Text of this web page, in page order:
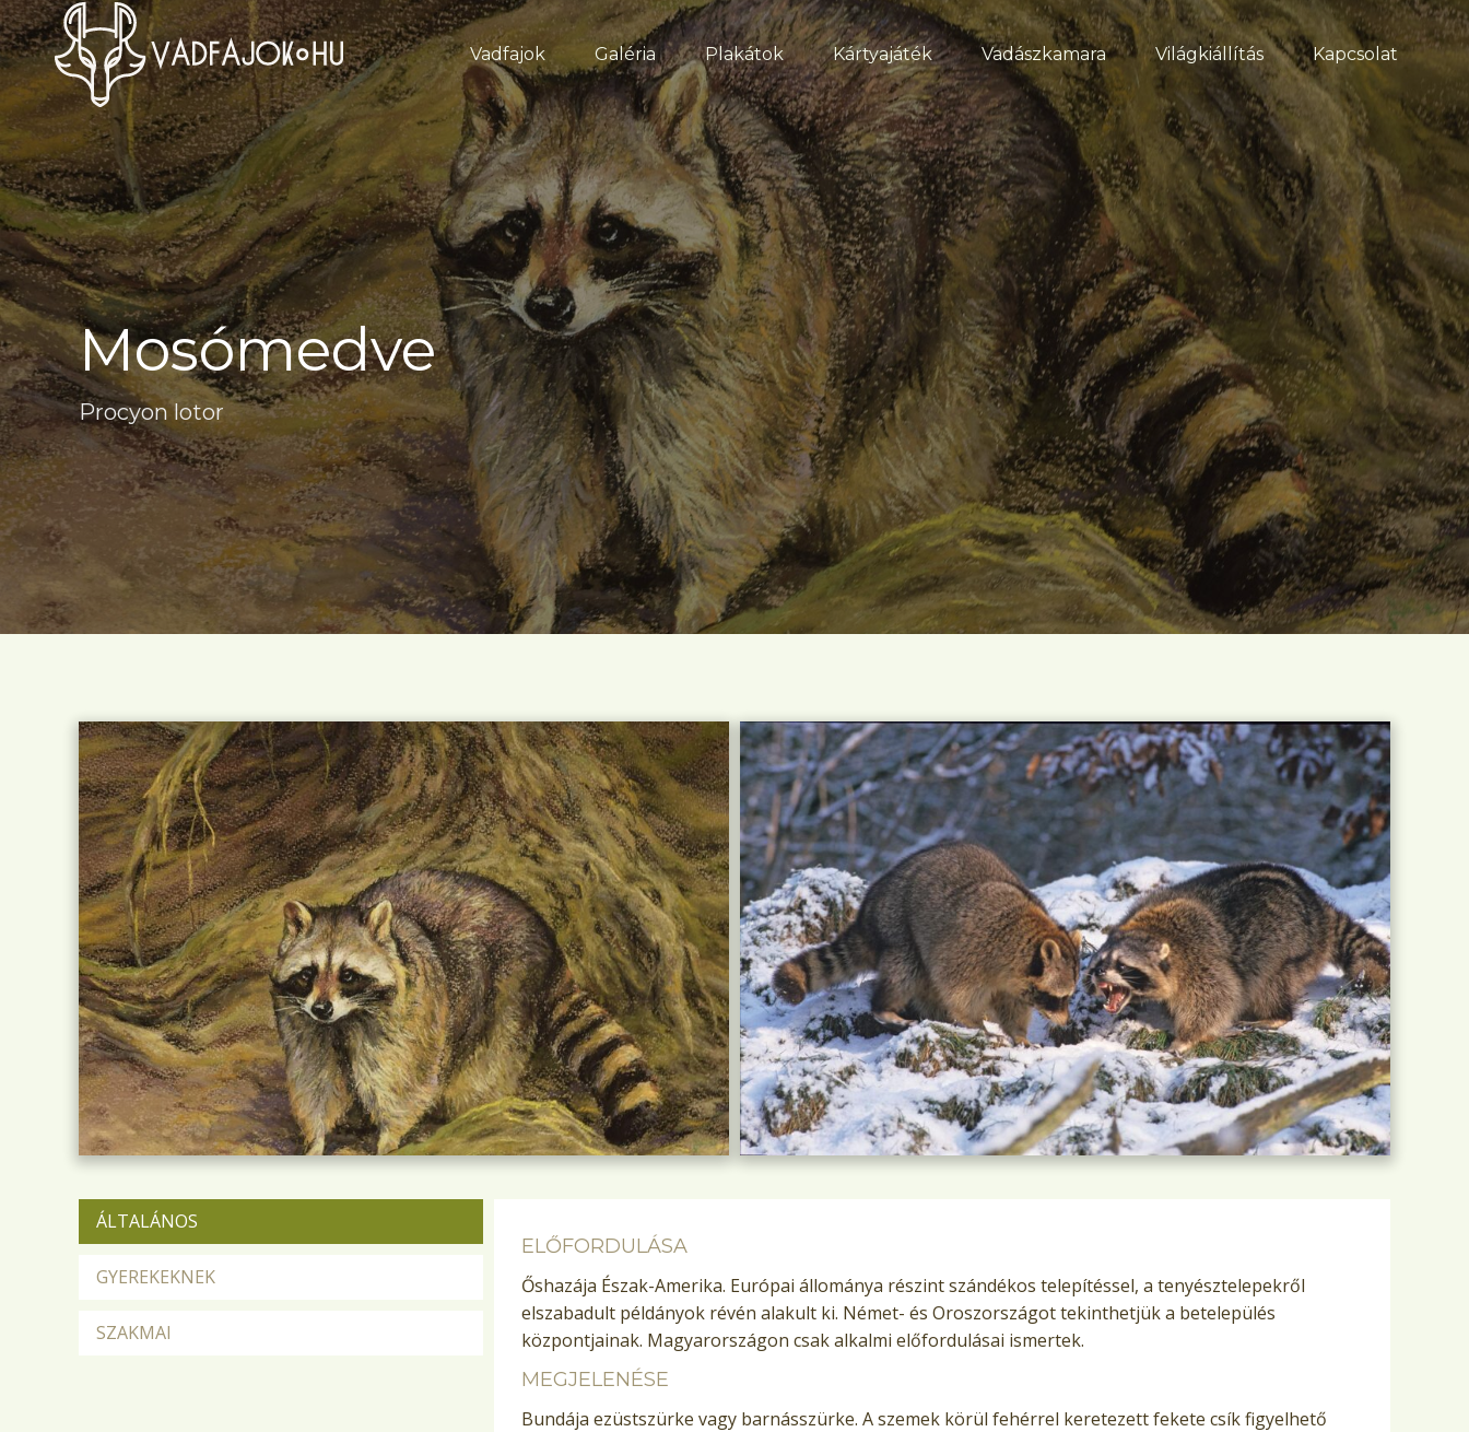
Vadfajok Galéria Plakátok Kártyajáték Vadászkamara Világkiállítás Kapcsolat
Mosómedve
Procyon lotor
ÁLTALÁNOS
GYEREKEKNEK
SZAKMAI
ELŐFORDULÁSA
Őshazája Észak-Amerika. Európai állománya részint szándékos telepítéssel, a tenyésztelepekről
elszabadult példányok révén alakult ki. Német- és Oroszországot tekinthetjük a betelepülés
központjainak. Magyarországon csak alkalmi előfordulásai ismertek.
MEGJELENÉSE
Bundája ezüstszürke vagy barnásszürke. A szemek körül fehérrel keretezett fekete csík figyelhető